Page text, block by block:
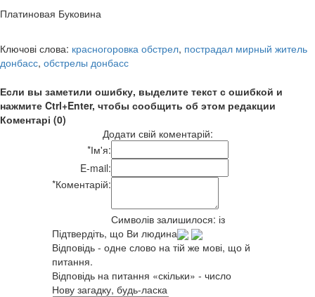
Платиновая Буковина
Ключові слова: красногоровка обстрел, пострадал мирный житель
донбасс, обстрелы донбасс
Если вы заметили ошибку, выделите текст с ошибкой и
нажмите Ctrl+Enter, чтобы сообщить об этом редакции
Коментарі (0)
Додати свій коментарій:
*Ім'я:
E-mail:
*Коментарій:
Символів залишилося: із
Підтвердіть, що Ви людина
Відповідь - одне слово на тій же мові, що й
питання.
Відповідь на питання «скільки» - число
Нову загадку, будь-ласка